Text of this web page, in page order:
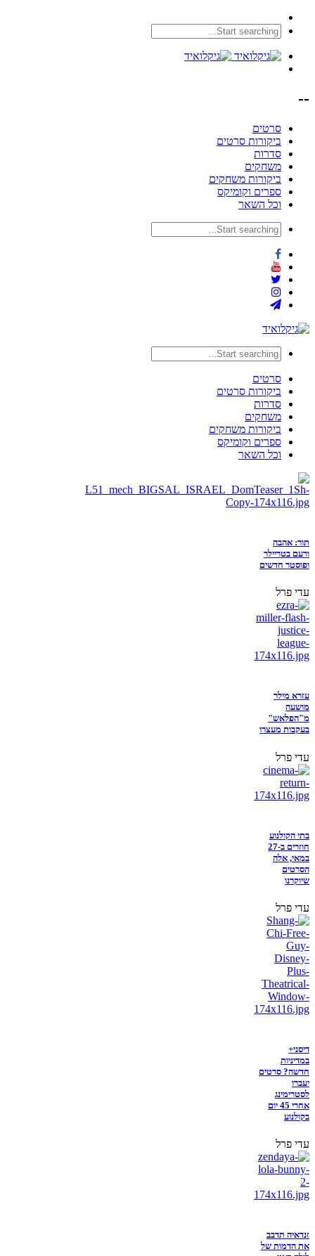
--
סרטים
ביקורות סרטים
סדרות
משחקים
ביקורות משחקים
ספרים וקומיקס
וכל השאר
סרטים
ביקורות סרטים
סדרות
משחקים
ביקורות משחקים
ספרים וקומיקס
וכל השאר
תור: אהבה
ורעם בטריילר
ופוסטר חדשים
עדי פרל
עזרא מילר
מושעה
מ"הפלאש"
בעקבות מעצרו
עדי פרל
בתי הקולנוע
חוזרים ב-27
במאי, אלה
הסרטים
שיוקרנו
עדי פרל
דיסני+
במדיניות
חדשה? סרטים
יעברו
לסטרימינג
אחרי 45 יום
בקולנוע
עדי פרל
זנדאיה תדבב
את הדמות של